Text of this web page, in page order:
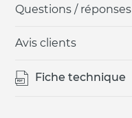
Questions / réponses
Avis clients
Fiche technique